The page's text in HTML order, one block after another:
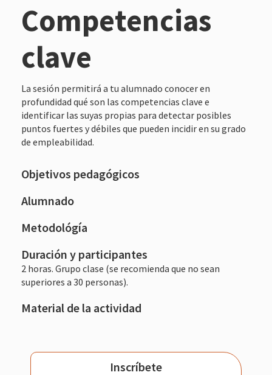
Competencias
clave
La sesión permitirá a tu alumnado conocer en
profundidad qué son las competencias clave e
identificar las suyas propias para detectar posibles
puntos fuertes y débiles que pueden incidir en su grado
de empleabilidad.
Objetivos pedagógicos
Alumnado
Metodológía
Duración y participantes
2 horas. Grupo clase (se recomienda que no sean
superiores a 30 personas).
Material de la actividad
Inscríbete